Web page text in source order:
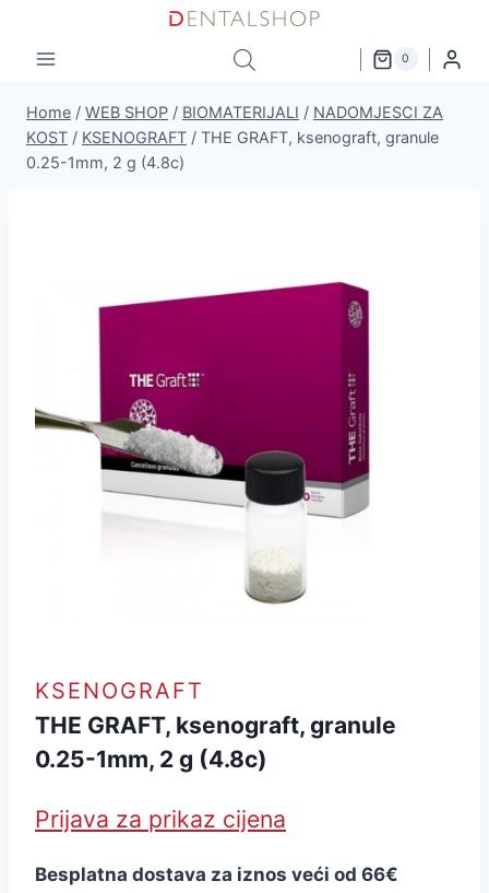
content
0
Home / WEB SHOP / BIOMATERIJALI / NADOMJESCI ZA
KOST / KSENOGRAFT / THE GRAFT, ksenograft, granule
0.25-1mm, 2 g (4.8c)
KSENOGRAFT
THE GRAFT, ksenograft, granule
0.25-1mm, 2 g (4.8c)
Prijava za prikaz cijena
Besplatna dostava za iznos veći od 66€